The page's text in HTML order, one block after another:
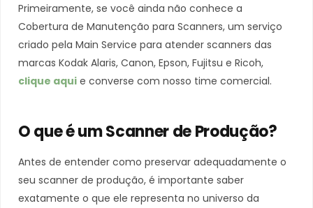
Primeiramente, se você ainda não conhece a
Cobertura de Manutenção para Scanners, um serviço
criado pela Main Service para atender scanners das
marcas Kodak Alaris, Canon, Epson, Fujitsu e Ricoh,
clique aqui e converse com nosso time comercial.
O que é um Scanner de Produção?
Antes de entender como preservar adequadamente o
seu scanner de produção, é importante saber
exatamente o que ele representa no universo da